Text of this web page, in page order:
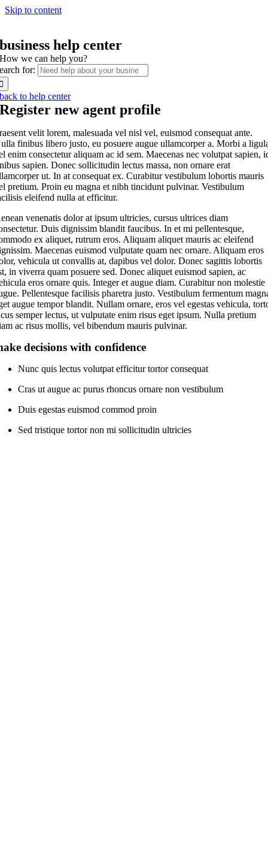
Skip to content
business help center
How we can help you?
for:
back to help center
Register new agent profile
velit lorem, malesuada vel nisl vel, euismod consequat ante.
finibus libero justo, eu posuere augue ullamcorper a. Morbi a
enim consectetur aliquam ac id sem. Maecenas nec volutpat sapien,
sapien. Donec sollicitudin lectus massa, non ornare erat
ut. In at consequat ex. Curabitur vestibulum lobortis mauris
pretium. Proin eu magna et nibh tincidunt pulvinar. Vestibulum
eleifend nulla at efficitur.
venenatis dolor at ipsum ultricies, cursus ultrices diam
Duis dignissim blandit faucibus. In et mi pellentesque,
ex aliquet, rutrum eros. Aliquam aliquet mauris ac eleifend
Maecenas euismod vulputate quam nec ornare. Aliquam eros
vehicula ut convallis at, dapibus vel dolor. Donec sagittis lobortis
in viverra quam posuere sed. Donec aliquet euismod sapien, ac
eros ornare quis. Integer et augue diam. Curabitur non molestie
Pellentesque facilisis pharetra justo. Vestibulum fermentum
augue tempor blandit. Nullam ornare, eros vel egestas vehicula,
semper lectus, ut vulputate enim risus eget ipsum. Nulla pretium
ac risus mollis, vel bibendum mauris pulvinar.
decisions with confidence
Nunc quis lectus volutpat efficitur tortor consequat
Cras ut augue ac purus rhoncus ornare non vestibulum
Duis egestas euismod commod proin
Sed tristique tortor non mi sollicitudin ultricies